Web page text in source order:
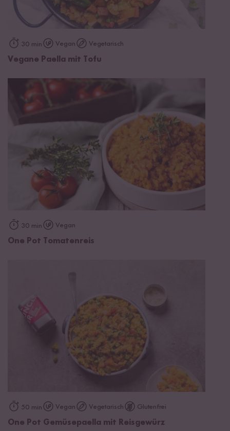
30 min Vegan Vegetarisch
Vegane Paella mit Tofu
30 min Vegan
One Pot Tomatenreis
50 min Vegan Vegetarisch Glutenfrei
One Pot Gemüsepaella mit Reisgewürz